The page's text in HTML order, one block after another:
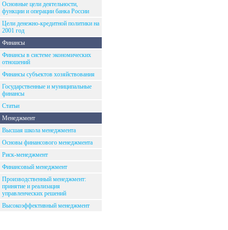
Основные цели деятельности,
функции и операции банка России
Цели денежно-кредитной политики на
2001 год
Финансы
Финансы в системе экономических
отношений
Финансы субъектов хозяйствования
Государственные и муниципальные
финансы
Статьи
Менеджмент
Высшая школа менеджмента
Основы финансового менеджмента
Риск-менеджмент
Финансовый менеджмент
Производственный менеджмент:
принятие и реализация
управленческих решений
Высокоэффективный менеджмент